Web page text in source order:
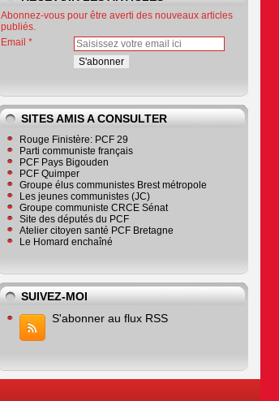
Abonnez-vous pour être averti des nouveaux articles
publiés.
Email
SITES AMIS A CONSULTER
Rouge Finistère: PCF 29
Parti communiste français
PCF Pays Bigouden
PCF Quimper
Groupe élus communistes Brest métropole
Les jeunes communistes (JC)
Groupe communiste CRCE Sénat
Site des députés du PCF
Atelier citoyen santé PCF Bretagne
Le Homard enchaîné
SUIVEZ-MOI
S'abonner au flux RSS